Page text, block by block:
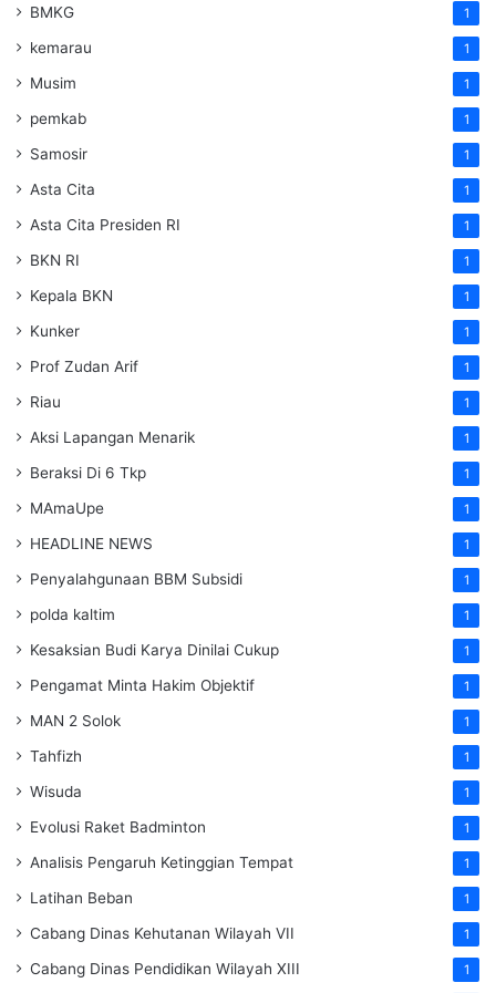
BMKG 1
kemarau 1
Musim 1
pemkab 1
Samosir 1
Asta Cita 1
Asta Cita Presiden RI 1
BKN RI 1
Kepala BKN 1
Kunker 1
Prof Zudan Arif 1
Riau 1
Aksi Lapangan Menarik 1
Beraksi Di 6 Tkp 1
MAmaUpe 1
HEADLINE NEWS 1
Penyalahgunaan BBM Subsidi 1
polda kaltim 1
Kesaksian Budi Karya Dinilai Cukup 1
Pengamat Minta Hakim Objektif 1
MAN 2 Solok 1
Tahfizh 1
Wisuda 1
Evolusi Raket Badminton 1
Analisis Pengaruh Ketinggian Tempat 1
Latihan Beban 1
Cabang Dinas Kehutanan Wilayah VII 1
Cabang Dinas Pendidikan Wilayah XIII 1